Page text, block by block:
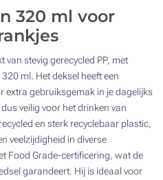
320 ml voor
van stevig gerecycled PP, met
ml. Het deksel heeft een
extra gebruiksgemak in je dagelijks
veilig voor het drinken van
en sterk recyclebaar plastic,
veelzijdigheid in diverse
Food Grade-certificering, wat de
garandeert. Hij is ideaal voor